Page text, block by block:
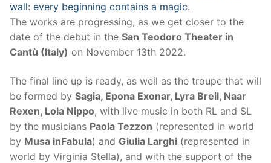
wall: every beginning contains a magic.
The works are progressing, as we get closer to the
date of the debut in the San Teodoro Theater in
Cantù (Italy) on November 13th 2022.
The final line up is ready, as well as the troupe that will
be formed by Sagia, Epona Exonar, Lyra Breil, Naar
Rexen, Lola Nippo, with live music in both RL and SL
by the musicians Paola Tezzon (represented in world
by Musa inFabula) and Giulia Larghi (represented in
world by Virginia Stella), and with the support of the